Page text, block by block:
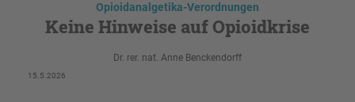
Opioidanalgetika-Verordnungen
Keine Hinweise auf Opioidkrise
Dr. rer. nat. Anne Benckendorff
15.5.2026